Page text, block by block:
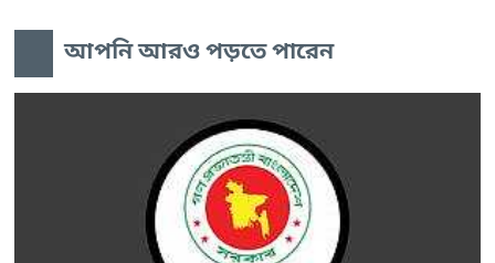
আপনি আরও পড়তে পারেন